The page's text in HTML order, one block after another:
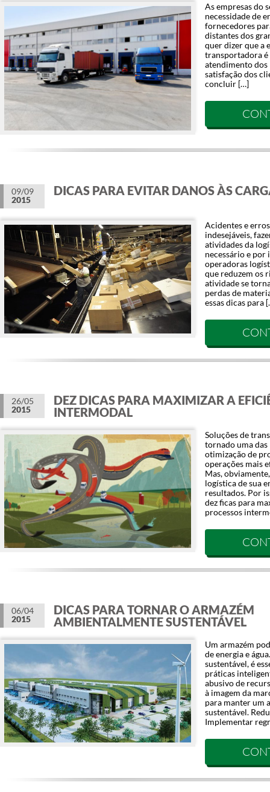
As empresas do
necessidade de
fornecedores
distantes dos
quer dizer que a
transportadora
atendimento dos
satisfação dos
concluir […]
09/09
2015
DICAS PARA EVITAR DANOS ÀS
Acidentes e
indesejáveis,
atividades da
necessário e por
operadoras
que reduzem os
atividade se
perdas de
essas dicas para
26/05
2015
DEZ DICAS PARA MAXIMIZAR A
INTERMODAL
Soluções de
tornado uma
otimização de
operações mais
Mas,
logística de sua
resultados. Por
dez ficas para
processos
06/04
2015
DICAS PARA TORNAR O ARMAZÉM
AMBIENTALMENTE SUSTENTÁVEL
Um armazém
de energia e
sustentável, é
práticas
abusivo de
à imagem da
para manter um
sustentável.
Implementar